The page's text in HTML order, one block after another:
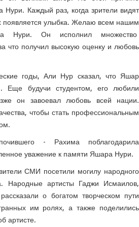
Каждый раз, когда зрители видят
появляется улыбка. Желаю всем нашим
Нури. Он исполнил множество
что получил высокую оценку и любовь
годы, Али Нур сказал, что Яшар
Еще будучи студентом, его любили
он завоевал любовь всей нации.
чтобы стать профессиональным
- Рахима поблагодарила
уважение к памяти Яшара Нури.
СМИ посетили могилу народного
Народные артисты Гаджи Исмаилов,
о богатом творческом пути
им ролях, а также поделились
артисте.